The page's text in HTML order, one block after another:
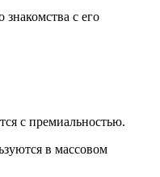
с его
с премиальностью.
в массовом